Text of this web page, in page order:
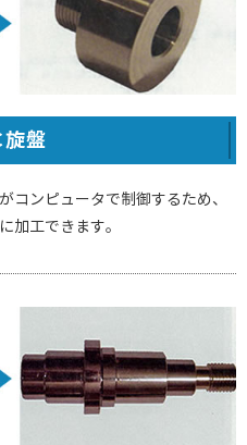
盤
コンピュータで制御するため、
加工できます。